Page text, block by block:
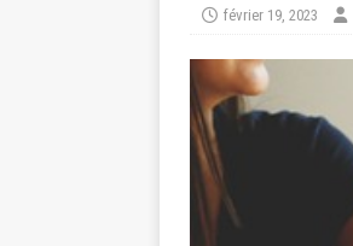
février 19, 2023